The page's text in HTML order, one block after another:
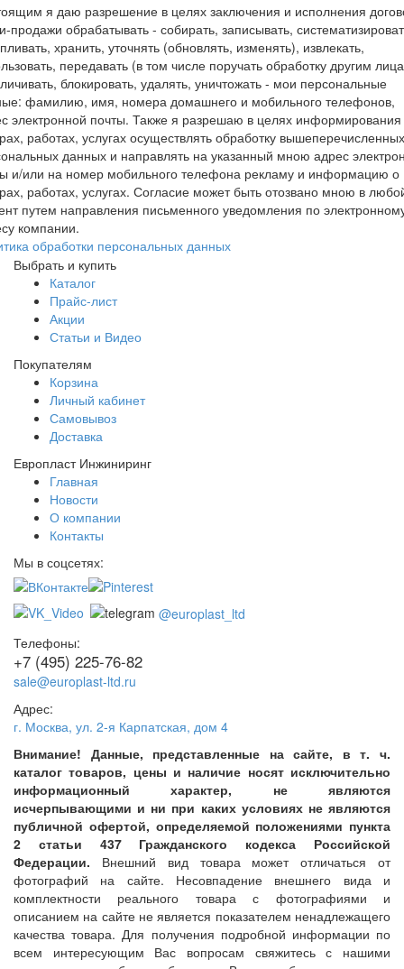
я даю разрешение в целях заключения и исполнения
продажи обрабатывать - собирать, записывать,
хранить, уточнять (обновлять, изменять), извлекать,
передавать (в том числе поручать обработку другим
блокировать, удалять, уничтожать - мои персональные
фамилию, имя, номера домашнего и мобильного телефонов,
электронной почты. Также я разрешаю в целях
работах, услугах осуществлять обработку вышеперечисленных
данных и направлять на указанный мною адрес
и/или на номер мобильного телефона рекламу и информацию о
работах, услугах. Согласие может быть отозвано мною в
путем направления письменного уведомления по
компании.
обработки персональных данных
Выбрать и купить
Каталог
Прайс-лист
Акции
Статьи и Видео
Покупателям
Корзина
Личный кабинет
Самовывоз
Доставка
Европласт Инжиниринг
Главная
Новости
О компании
Контакты
Мы в соцсетях:
@europlast_ltd
Телефоны:
+7 (495) 225-76-82
sale@europlast-ltd.ru
Адрес:
г. Москва, ул. 2-я Карпатская, дом 4
Внимание! Данные, представленные на сайте, в т. ч.
каталог товаров, цены и наличие носят исключительно
информационный характер, не являются
исчерпывающими и ни при каких условиях не являются
публичной офертой, определяемой положениями пункта
2 статьи 437 Гражданского кодекса Российской
Федерации. Внешний вид товара может отличаться от
фотографий на сайте. Несовпадение внешнего вида и
комплектности реального товара с фотографиями и
описанием на сайте не является показателем ненадлежащего
качества товара. Для получения подробной информации по
всем интересующим Вас вопросам свяжитесь с нашими